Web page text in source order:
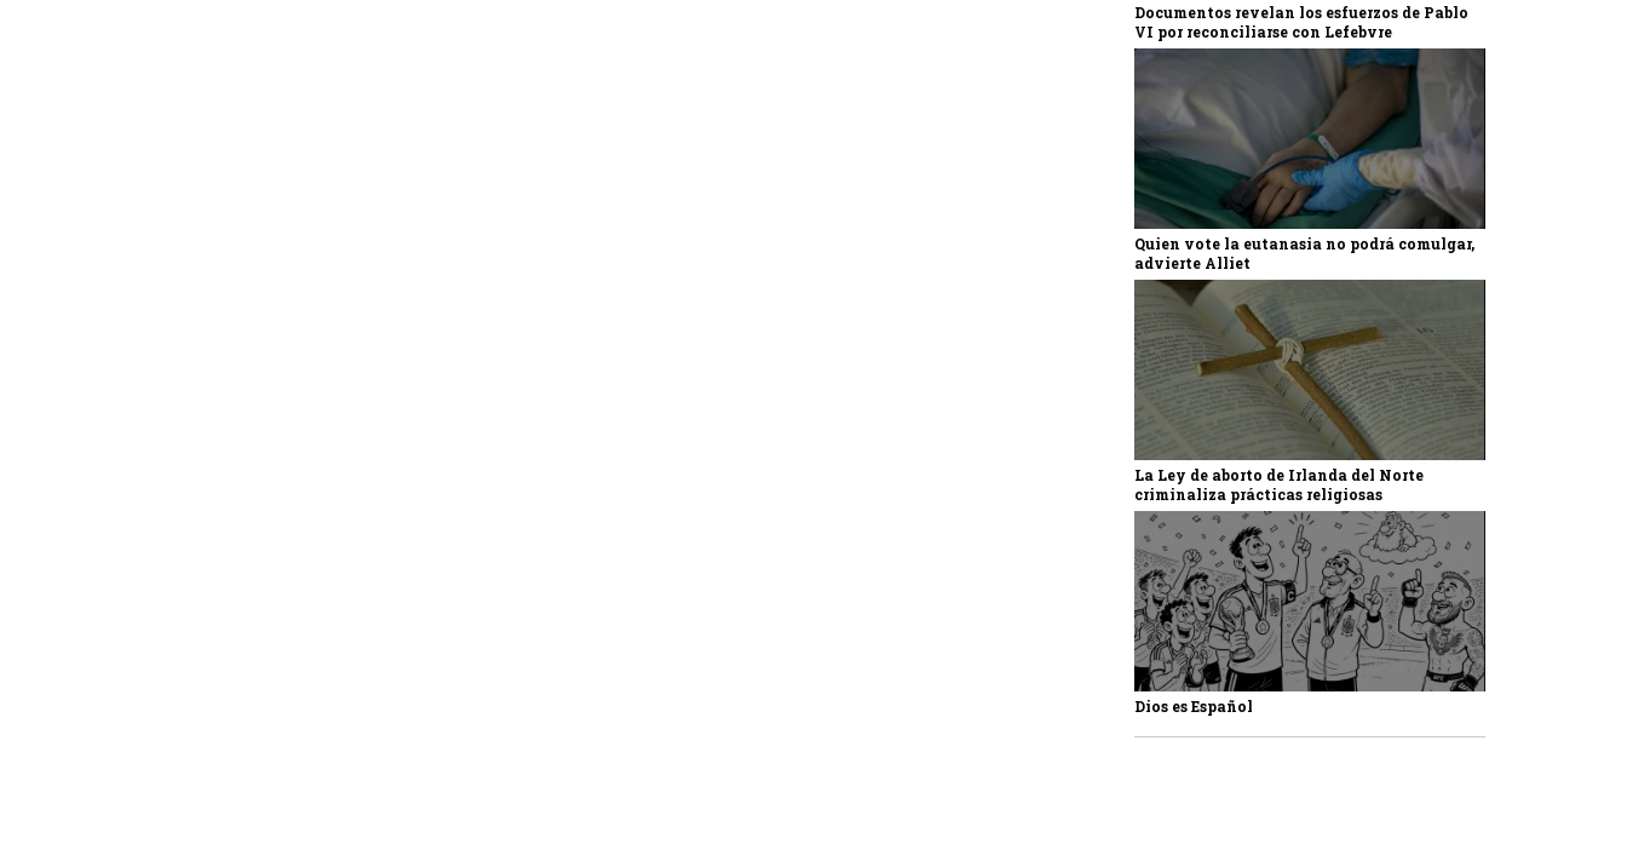
Documentos revelan los esfuerzos de Pablo
VI por reconciliarse con Lefebvre
Quien vote la eutanasia no podrá comulgar,
advierte Alliet
La Ley de aborto de Irlanda del Norte
criminaliza prácticas religiosas
Dios es Español